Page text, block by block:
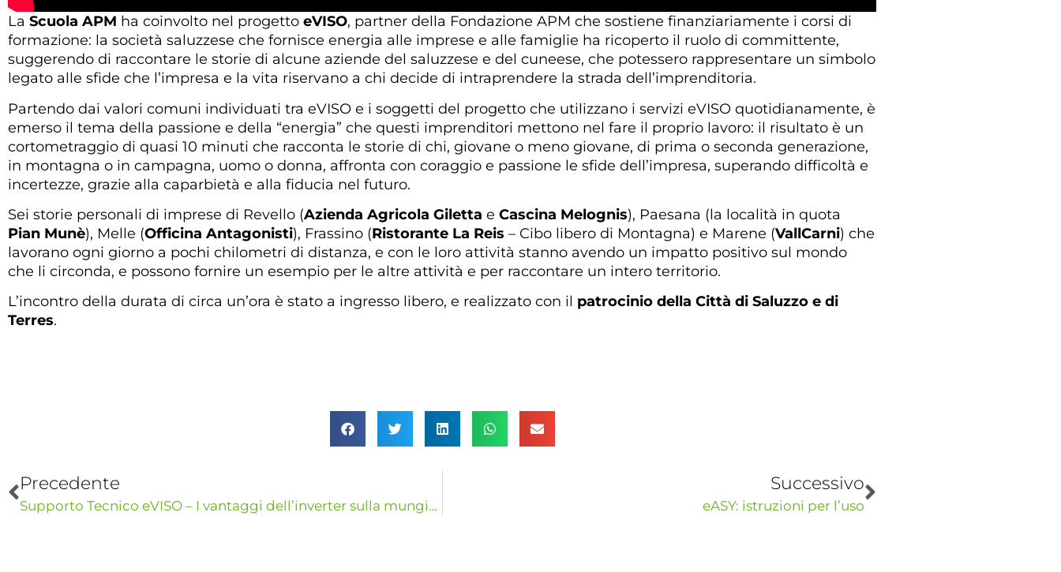
La Scuola APM ha coinvolto nel progetto eVISO, partner della Fondazione APM che sostiene finanziariamente i corsi di
formazione: la società saluzzese che fornisce energia alle imprese e alle famiglie ha ricoperto il ruolo di committente,
suggerendo di raccontare le storie di alcune aziende del saluzzese e del cuneese, che potessero rappresentare un simbolo
legato alle sfide che l’impresa e la vita riservano a chi decide di intraprendere la strada dell’imprenditoria.
Partendo dai valori comuni individuati tra eVISO e i soggetti del progetto che utilizzano i servizi eVISO quotidianamente, è
emerso il tema della passione e della “energia” che questi imprenditori mettono nel fare il proprio lavoro: il risultato è un
cortometraggio di quasi 10 minuti che racconta le storie di chi, giovane o meno giovane, di prima o seconda generazione,
in montagna o in campagna, uomo o donna, affronta con coraggio e passione le sfide dell’impresa, superando difficoltà e
incertezze, grazie alla caparbietà e alla fiducia nel futuro.
Sei storie personali di imprese di Revello (Azienda Agricola Giletta e Cascina Melognis), Paesana (la località in quota
Pian Munè), Melle (Officina Antagonisti), Frassino (Ristorante La Reis – Cibo libero di Montagna) e Marene (VallCarni) che
lavorano ogni giorno a pochi chilometri di distanza, e con le loro attività stanno avendo un impatto positivo sul mondo
che li circonda, e possono fornire un esempio per le altre attività e per raccontare un intero territorio.
L’incontro della durata di circa un’ora è stato a ingresso libero, e realizzato con il patrocinio della Città di Saluzzo e di
Terres.
Precedente
Supporto Tecnico eVISO – I vantaggi dell’inverter sulla mungitrice
Successivo
eASY: istruzioni per l’uso